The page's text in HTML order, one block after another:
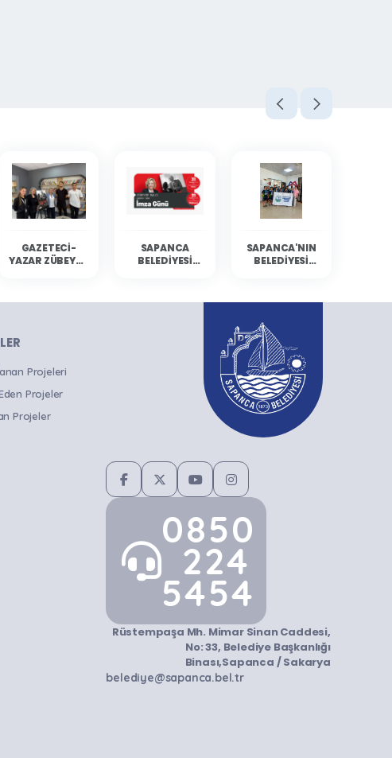
GAZETECI-
YAZAR ZÜBEYDE
SAPANCA
BELEDIYESI
SAPANCA'NIN
BELEDIYESI
Projeleri
Projeler
Projeler
0850
224
5454
Rüstempaşa Mh. Mimar Sinan Caddesi,
No: 33, Belediye Başkanlığı
Binası,Sapanca / Sakarya
belediye@sapanca.bel.tr